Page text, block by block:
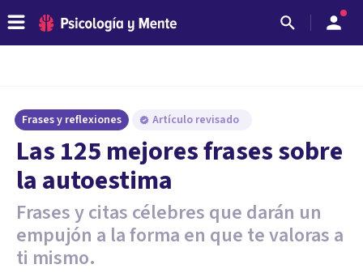
Frases y reflexiones Artículo revisado
Las 125 mejores frases sobre
la autoestima
Frases y citas célebres que darán un
empujón a la forma en que te valoras a
ti mismo.